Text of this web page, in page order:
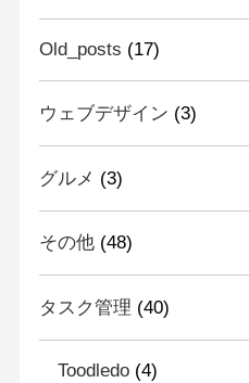
Old_posts (17)
ウェブデザイン (3)
グルメ (3)
その他(48)
タスク管理 (40)
Toodledo(4)